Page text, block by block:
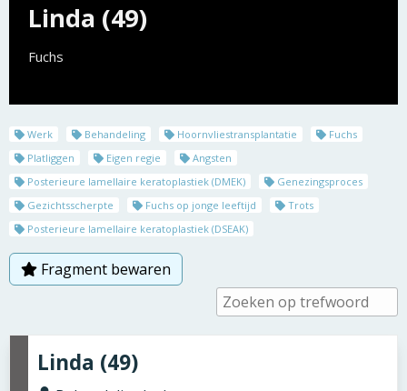
Linda (49)
Fuchs
Werk Behandeling Hoornvliestransplantatie
Fuchs
Platliggen
Eigen regie
Angsten
Posterieure lamellaire keratoplastiek (DMEK)
Genezingsproces
Gezichtsscherpte
Fuchs op jonge leeftijd
Trots
Posterieure lamellaire keratoplastiek (DSEAK)
Fragment bewaren
Linda (49)